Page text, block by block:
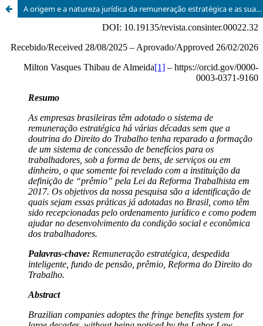
A origem e a natureza jurídica da remuneração estratégica e as suas fontes no Direito do Trabalho brasileiro